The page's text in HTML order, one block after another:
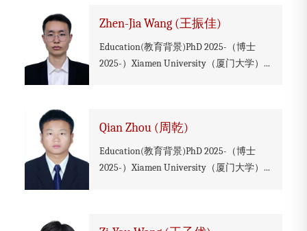
Zhen-Jia Wang (王振佳)
Education(教育背景)PhD 2025-（博士
2025-）Xiamen University（厦门大学）...
Qian Zhou (周乾)
Education(教育背景)PhD 2025-（博士
2025-）Xiamen University（厦门大学）...